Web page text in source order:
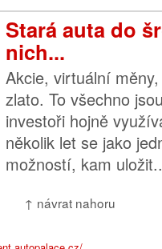
Stará auta do
nich...
Akcie, virtuální
zlato. To všechno
investoři hojně
několik let se jako
možností, kam
↑ návrat nahoru